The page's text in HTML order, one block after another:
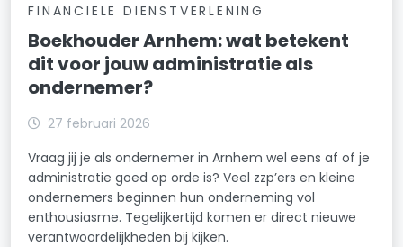
FINANCIELE DIENSTVERLENING
Boekhouder Arnhem: wat betekent
dit voor jouw administratie als
ondernemer?
27 februari 2026
Vraag jij je als ondernemer in Arnhem wel eens af of je
administratie goed op orde is? Veel zzp’ers en kleine
ondernemers beginnen hun onderneming vol
enthousiasme. Tegelijkertijd komen er direct nieuwe
verantwoordelijkheden bij kijken.